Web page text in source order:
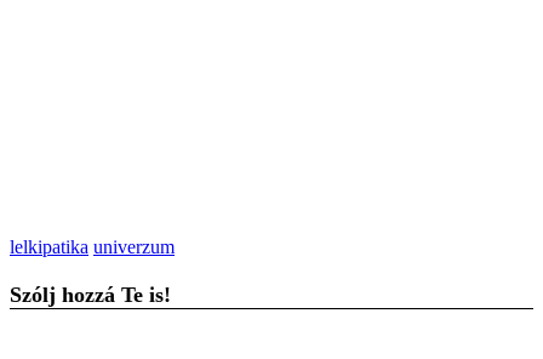
lelkipatika univerzum
Szólj hozzá Te is!